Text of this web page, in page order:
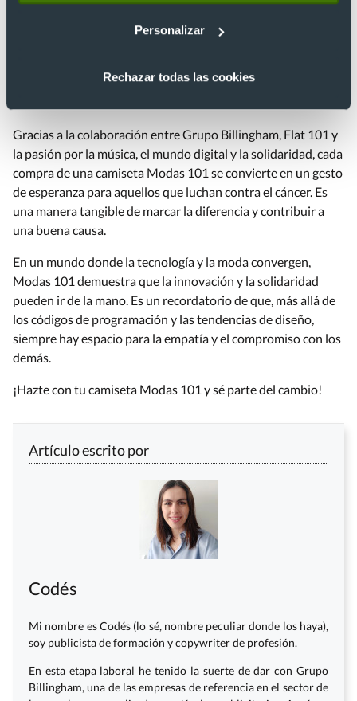
Personalizar
Rechazar todas las cookies
Gracias a la colaboración entre Grupo Billingham, Flat 101 y
la pasión por la música, el mundo digital y la solidaridad, cada
compra de una camiseta Modas 101 se convierte en un gesto
de esperanza para aquellos que luchan contra el cáncer. Es
una manera tangible de marcar la diferencia y contribuir a
una buena causa.
En un mundo donde la tecnología y la moda convergen,
Modas 101 demuestra que la innovación y la solidaridad
pueden ir de la mano. Es un recordatorio de que, más allá de
los códigos de programación y las tendencias de diseño,
siempre hay espacio para la empatía y el compromiso con los
demás.
¡Hazte con tu camiseta Modas 101 y sé parte del cambio!
Artículo escrito por
Codés
Mi nombre es Codés (lo sé, nombre peculiar donde los haya),
soy publicista de formación y copywriter de profesión.
En esta etapa laboral he tenido la suerte de dar con Grupo
Billingham, una de las empresas de referencia en el sector de